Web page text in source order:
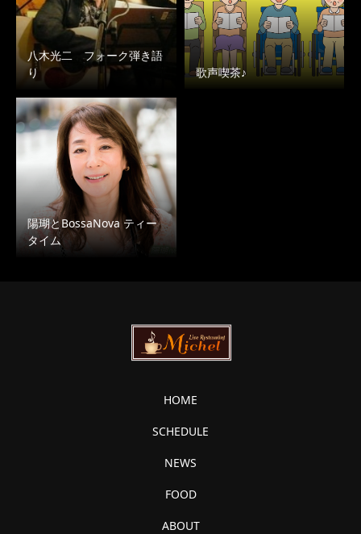
八木光二 フォーク弾き語
り
歌声喫茶♪
陽瑚とBossaNova ティー
タイム
HOME
SCHEDULE
NEWS
FOOD
ABOUT